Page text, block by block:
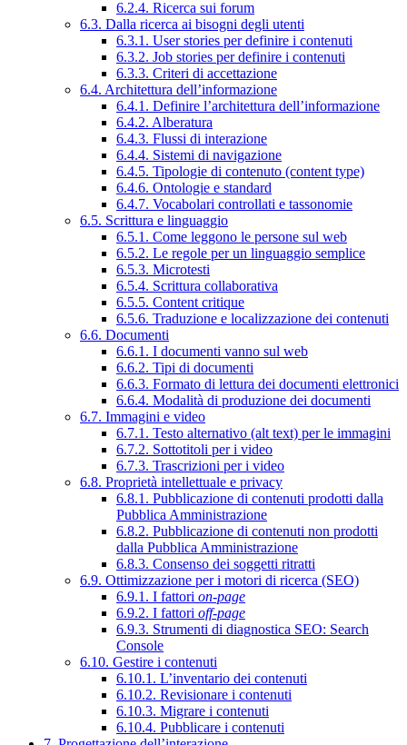
6.2.4. Ricerca sui forum
6.3. Dalla ricerca ai bisogni degli utenti
6.3.1. User stories per definire i contenuti
6.3.2. Job stories per definire i contenuti
6.3.3. Criteri di accettazione
6.4. Architettura dell’informazione
6.4.1. Definire l’architettura dell’informazione
6.4.2. Alberatura
6.4.3. Flussi di interazione
6.4.4. Sistemi di navigazione
6.4.5. Tipologie di contenuto (content type)
6.4.6. Ontologie e standard
6.4.7. Vocabolari controllati e tassonomie
6.5. Scrittura e linguaggio
6.5.1. Come leggono le persone sul web
6.5.2. Le regole per un linguaggio semplice
6.5.3. Microtesti
6.5.4. Scrittura collaborativa
6.5.5. Content critique
6.5.6. Traduzione e localizzazione dei contenuti
6.6. Documenti
6.6.1. I documenti vanno sul web
6.6.2. Tipi di documenti
6.6.3. Formato di lettura dei documenti elettronici
6.6.4. Modalità di produzione dei documenti
6.7. Immagini e video
6.7.1. Testo alternativo (alt text) per le immagini
6.7.2. Sottotitoli per i video
6.7.3. Trascrizioni per i video
6.8. Proprietà intellettuale e privacy
6.8.1. Pubblicazione di contenuti prodotti dalla
Pubblica Amministrazione
6.8.2. Pubblicazione di contenuti non prodotti
dalla Pubblica Amministrazione
6.8.3. Consenso dei soggetti ritratti
6.9. Ottimizzazione per i motori di ricerca (SEO)
6.9.1. I fattori on-page
6.9.2. I fattori off-page
6.9.3. Strumenti di diagnostica SEO: Search
Console
6.10. Gestire i contenuti
6.10.1. L’inventario dei contenuti
6.10.2. Revisionare i contenuti
6.10.3. Migrare i contenuti
6.10.4. Pubblicare i contenuti